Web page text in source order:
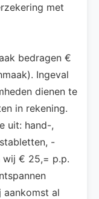
met
bedragen €
Ingeval
dienen te
in rekening.
uit: hand-,
-
wij € 25,= p.p.
aankomst al